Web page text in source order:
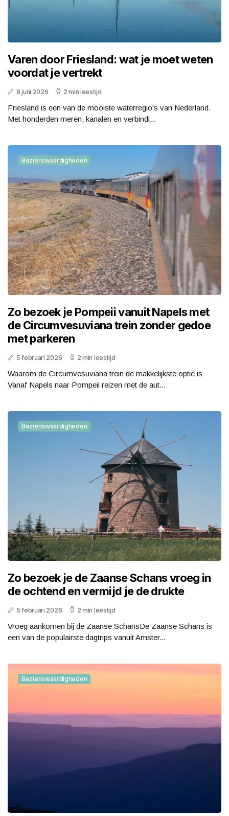
Varen door Friesland: wat je moet weten
voordat je vertrekt
8 juni 2026 2 min leestijd
Friesland is een van de mooiste waterregio's van Nederland.
Met honderden meren, kanalen en verbindi...
Bezienswaardigheden
Zo bezoek je Pompeii vanuit Napels met
de Circumvesuviana trein zonder gedoe
met parkeren
5 februari 2026 2 min leestijd
Waarom de Circumvesuviana trein de makkelijkste optie is
Vanaf Napels naar Pompeii reizen met de aut...
Bezienswaardigheden
Zo bezoek je de Zaanse Schans vroeg in
de ochtend en vermijd je de drukte
5 februari 2026 2 min leestijd
Vroeg aankomen bij de Zaanse SchansDe Zaanse Schans is
een van de populairste dagtrips vanuit Amster...
Bezienswaardigheden